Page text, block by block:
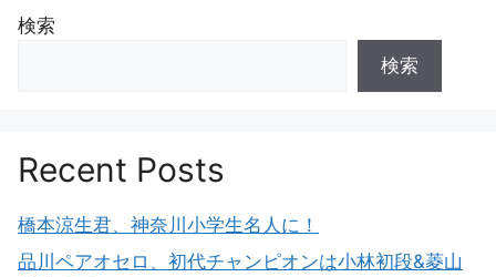
検索
検索
Recent Posts
橋本涼生君、神奈川小学生名人に！
品川ペアオセロ、初代チャンピオンは小林初段&菱山